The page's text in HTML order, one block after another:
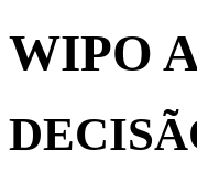
WIPO